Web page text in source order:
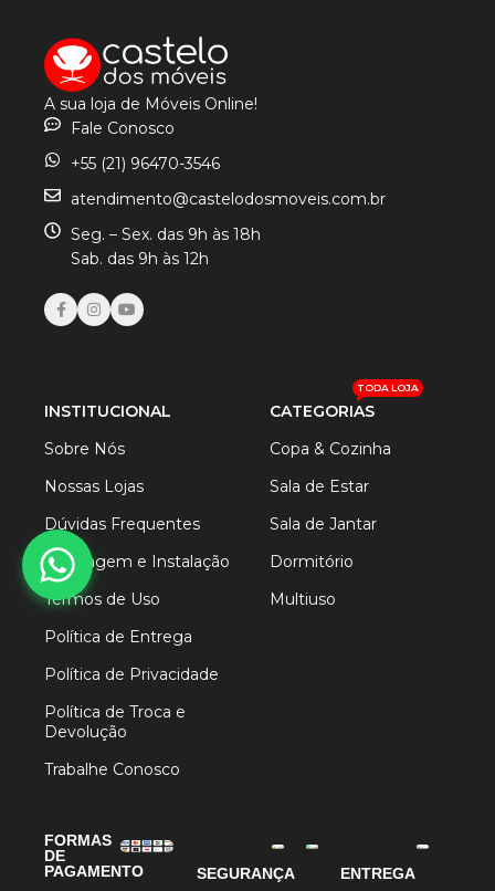
A sua loja de Móveis Online!
Fale Conosco
+55 (21) 96470-3546
atendimento@castelodosmoveis.com.br
Seg. – Sex. das 9h às 18h
Sab. das 9h às 12h
INSTITUCIONAL
Sobre Nós
Nossas Lojas
Dúvidas Frequentes
Montagem e Instalação
Termos de Uso
Política de Entrega
Política de Privacidade
Política de Troca e
Devolução
Trabalhe Conosco
CATEGORIAS
TODA LOJA
Copa & Cozinha
Sala de Estar
Sala de Jantar
Dormitório
Multiuso
FORMAS
DE
PAGAMENTO
SEGURANÇA ENTREGA